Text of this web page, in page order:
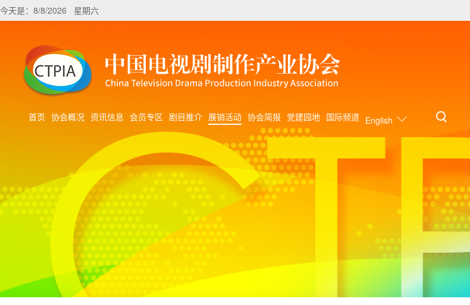
今天是：8/8/2026 星期六
首页 协会概况 资讯信息 会员专区 剧目推介 展销活动 协会简报 党建园地 国际频道 English